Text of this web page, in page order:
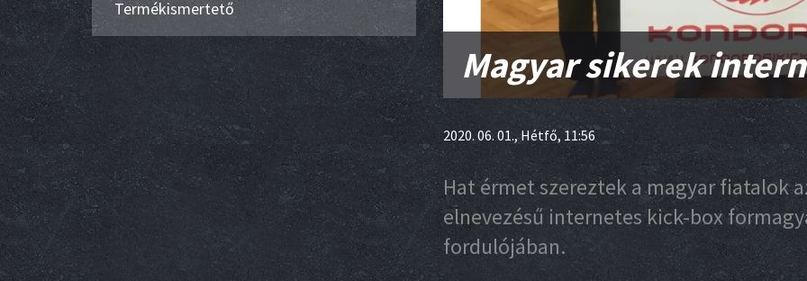
Termékismertető
Magyar sikerek
2020. 06. 01., Hétfő, 11:56
Hat érmet szereztek a magyar fiatalok
elnevezésű internetes kick-box
fordulójában.